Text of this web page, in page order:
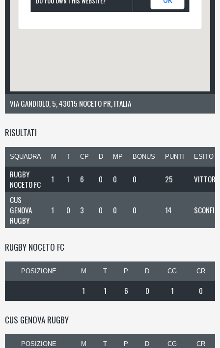
VIA GANDIOLO, 5, 43015 NOCETO PR, ITALIA
RISULTATI
SQUADRA M T CP D MP BONUS PUNTI ESITO
RUGBY
NOCETO FC
1 1 6 0 0 0 25
CUS
GENOVA
RUGBY
1 0 3 0 0 0 14
RUGBY NOCETO FC
POSIZIONE M T P D CG CR
1 1 6 0 1 0
CUS GENOVA RUGBY
POSIZIONE M T P D CG CR